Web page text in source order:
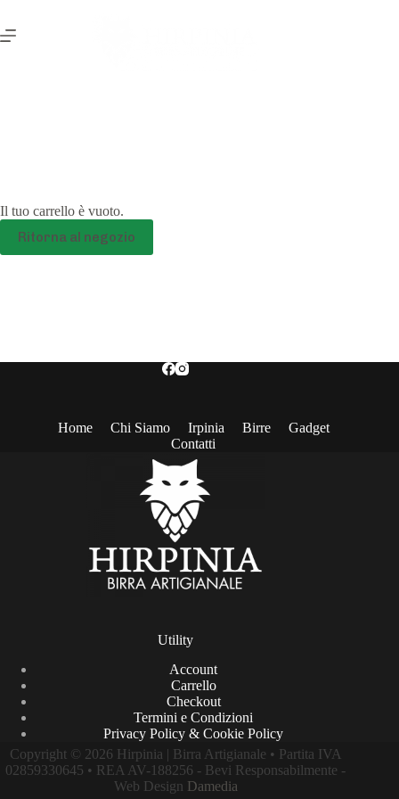
contenuto
Il tuo carrello è vuoto.
Ritorna al negozio
Home Chi Siamo Irpinia Birre
Gadget
Contatti
Utility
Account
Carrello
Checkout
Termini e Condizioni
Privacy Policy & Cookie Policy
Copyright © 2026 Hirpinia | Birra Artigianale • Partita IVA
02859330645 • REA AV-188256 - Bevi Responsabilmente -
Web Design Damedia